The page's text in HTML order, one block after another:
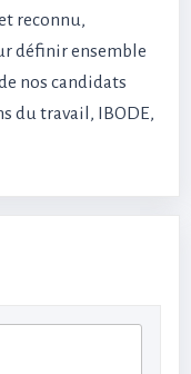
reconnu,
définir ensemble
nos candidats
du travail, IBODE,